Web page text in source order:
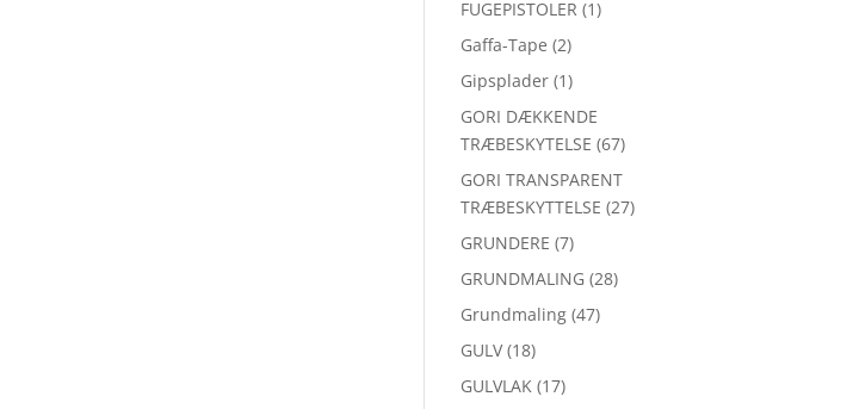
FUGEPISTOLER (1)
Gaffa-Tape (2)
Gipsplader (1)
GORI DÆKKENDE
TRÆBESKYTELSE (67)
GORI TRANSPARENT
TRÆBESKYTTELSE (27)
GRUNDERE (7)
GRUNDMALING (28)
Grundmaling (47)
GULV (18)
GULVLAK (17)